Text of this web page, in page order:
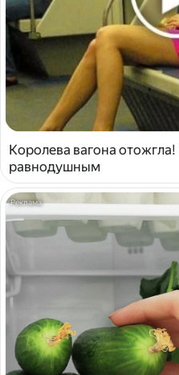
Королева вагона
равнодушным